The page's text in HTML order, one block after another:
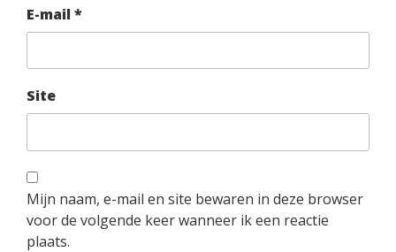
E-mail *
Site
Mijn naam, e-mail en site bewaren in deze browser
voor de volgende keer wanneer ik een reactie
plaats.